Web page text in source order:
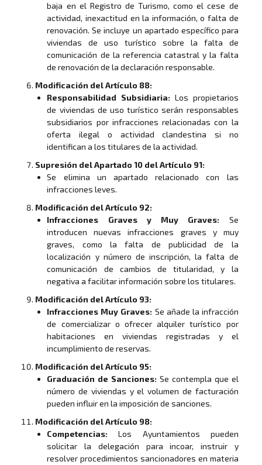
baja en el Registro de Turismo, como el cese de
actividad, inexactitud en la información, o falta de
renovación. Se incluye un apartado específico para
viviendas de uso turístico sobre la falta de
comunicación de la referencia catastral y la falta
de renovación de la declaración responsable.
Modificación del Artículo 88:
Responsabilidad Subsidiaria: Los propietarios
de viviendas de uso turístico serán responsables
subsidiarios por infracciones relacionadas con la
oferta ilegal o actividad clandestina si no
identifican a los titulares de la actividad.
Supresión del Apartado 10 del Artículo 91:
Se elimina un apartado relacionado con las
infracciones leves.
Modificación del Artículo 92:
Infracciones Graves y Muy Graves: Se
introducen nuevas infracciones graves y muy
graves, como la falta de publicidad de la
localización y número de inscripción, la falta de
comunicación de cambios de titularidad, y la
negativa a facilitar información sobre los titulares.
Modificación del Artículo 93:
Infracciones Muy Graves: Se añade la infracción
de comercializar o ofrecer alquiler turístico por
habitaciones en viviendas registradas y el
incumplimiento de reservas.
Modificación del Artículo 95:
Graduación de Sanciones: Se contempla que el
número de viviendas y el volumen de facturación
pueden influir en la imposición de sanciones.
Modificación del Artículo 98:
Competencias: Los Ayuntamientos pueden
solicitar la delegación para incoar, instruir y
resolver procedimientos sancionadores en materia